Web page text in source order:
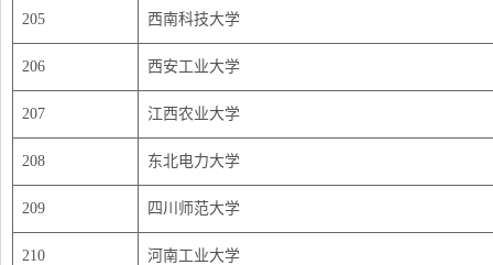
205 西南科技大学
206 西安工业大学
207 江西农业大学
208 东北电力大学
209 四川师范大学
210 河南工业大学